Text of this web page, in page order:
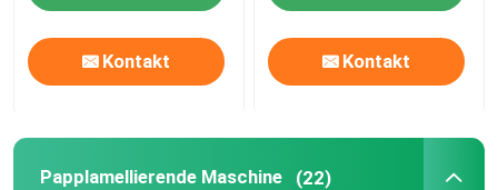
Kontakt Kontakt
Papplamellierende Maschine (22)